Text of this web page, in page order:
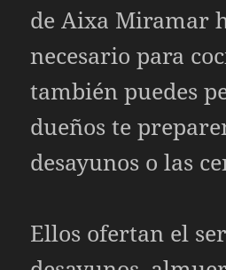
de Aixa Miramar
necesario para
también puedes
dueños te
desayunos o las
Ellos ofertan el